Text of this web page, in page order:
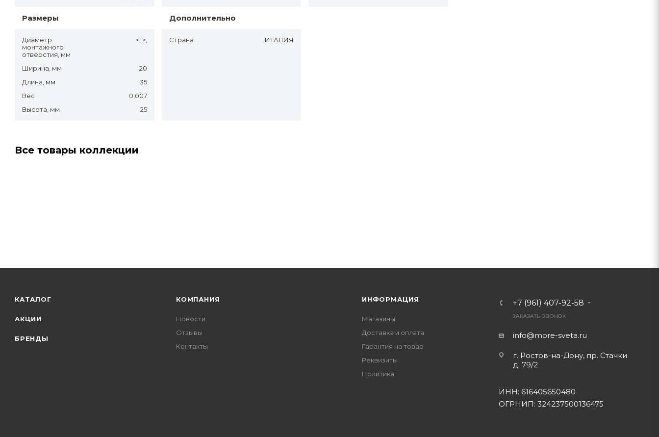
Размеры
Диаметр
монтажного
отверстия, мм
<, >,
Ширина, мм
20
Длина, мм
35
Вес
0,007
Высота, мм
25
Дополнительно
Страна ИТАЛИЯ
Все товары коллекции
КАТАЛОГ
АКЦИИ
БРЕНДЫ
КОМПАНИЯ
Новости
Отзывы
Контакты
ИНФОРМАЦИЯ
Магазины
Доставка и оплата
Гарантия на товар
Реквизиты
Политика
+7 (961) 407-92-58
ЗАКАЗАТЬ ЗВОНОК
info@more-sveta.ru
г. Ростов-на-Дону, пр. Стачки
д. 79/2
ИНН: 616405650480
ОГРНИП: 324237500136475